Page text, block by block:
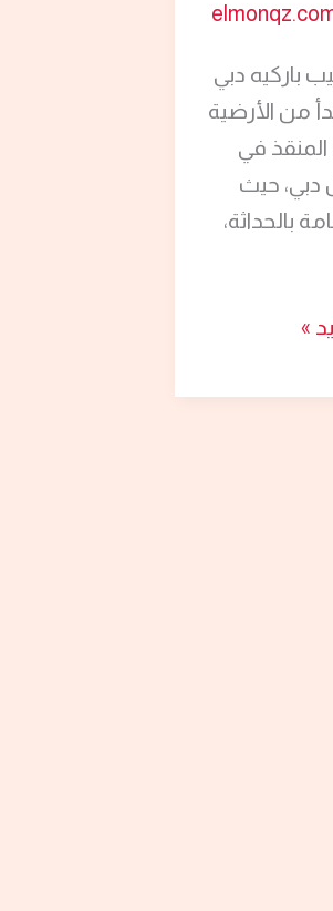
باركيه دبي
من الأرضية
في
دبي، حيث
بالحداثة،
»